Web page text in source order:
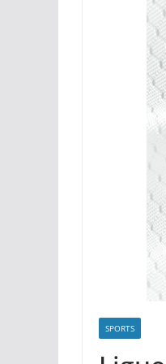
SPORTS